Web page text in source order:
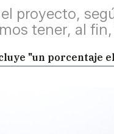
proyecto,
tener, al
"un porcentaje